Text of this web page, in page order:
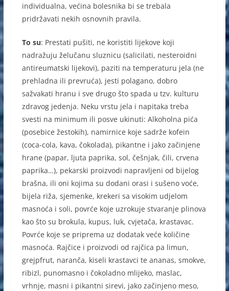
individualna, većina bolesnika bi se trebala
pridržavati nekih osnovnih pravila.
To su: Prestati pušiti, ne koristiti lijekove koji
nadražuju želučanu sluznicu (salicilati, nesteroidni
antireumatski lijekovi), paziti na temperaturu jela (ne
prehladna ili prevruća), jesti polagano, dobro
sažvakati hranu i sve drugo što spada u tzv. kulturu
zdravog jedenja. Neku vrstu jela i napitaka treba
svesti na minimum ili posve ukinuti: Alkoholna pića
(posebice žestokih), namirnice koje sadrže kofein
(coca-cola, kava, čokolada), pikantne i jako začinjene
hrane (papar, ljuta paprika, sol, češnjak, čili, crvena
paprika…), pekarski proizvodi napravljeni od bijelog
brašna, ili oni kojima su dodani orasi i sušeno voće,
bijela riža, sjemenke, krekeri sa visokim udjelom
masnoća i soli, povrće koje uzrokuje stvaranje plinova
kao što su brokula, kupus, luk, cvjetača, krastavac.
Povrće koje se priprema uz dodatak veće količine
masnoća. Rajčice i proizvodi od rajčica pa limun,
grejpfrut, naranča, kiseli krastavci te ananas, smokve,
ribizl, punomasno i čokoladno mlijeko, maslac,
vrhnje, masni i pikantni sirevi, jako začinjeno meso,